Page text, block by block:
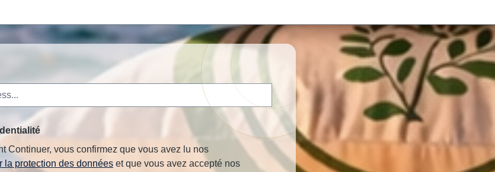
Continuer, vous confirmez que vous avez lu nos
la protection des données et que vous avez accepté nos